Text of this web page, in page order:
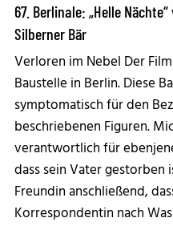
67. Berlinale: „Helle
Silberner Bär
Verloren im Nebel Der
Baustelle in Berlin. Diese
symptomatisch für den
beschriebenen Figuren.
verantwortlich für
dass sein Vater gestorben
Freundin anschließend,
Korrespondentin nach